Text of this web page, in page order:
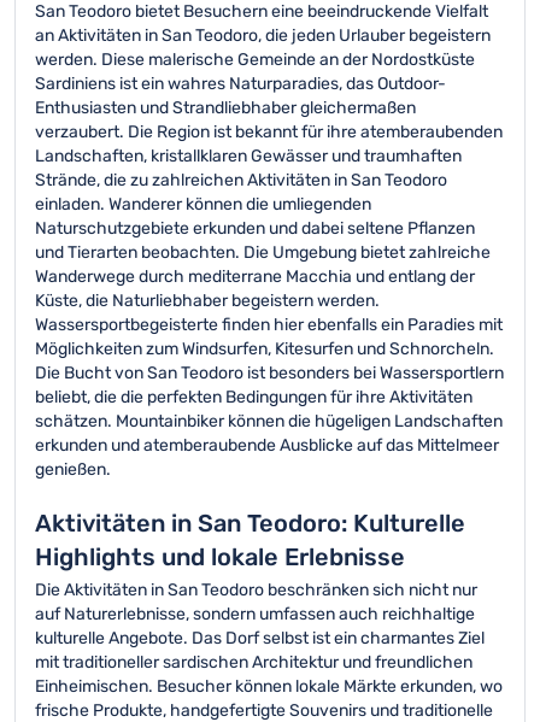
San Teodoro bietet Besuchern eine beeindruckende Vielfalt
an Aktivitäten in San Teodoro, die jeden Urlauber begeistern
werden. Diese malerische Gemeinde an der Nordostküste
Sardiniens ist ein wahres Naturparadies, das Outdoor-
Enthusiasten und Strandliebhaber gleichermaßen
verzaubert. Die Region ist bekannt für ihre atemberaubenden
Landschaften, kristallklaren Gewässer und traumhaften
Strände, die zu zahlreichen Aktivitäten in San Teodoro
einladen. Wanderer können die umliegenden
Naturschutzgebiete erkunden und dabei seltene Pflanzen
und Tierarten beobachten. Die Umgebung bietet zahlreiche
Wanderwege durch mediterrane Macchia und entlang der
Küste, die Naturliebhaber begeistern werden.
Wassersportbegeisterte finden hier ebenfalls ein Paradies mit
Möglichkeiten zum Windsurfen, Kitesurfen und Schnorcheln.
Die Bucht von San Teodoro ist besonders bei Wassersportlern
beliebt, die die perfekten Bedingungen für ihre Aktivitäten
schätzen. Mountainbiker können die hügeligen Landschaften
erkunden und atemberaubende Ausblicke auf das Mittelmeer
genießen.
Aktivitäten in San Teodoro: Kulturelle
Highlights und lokale Erlebnisse
Die Aktivitäten in San Teodoro beschränken sich nicht nur
auf Naturerlebnisse, sondern umfassen auch reichhaltige
kulturelle Angebote. Das Dorf selbst ist ein charmantes Ziel
mit traditioneller sardischen Architektur und freundlichen
Einheimischen. Besucher können lokale Märkte erkunden, wo
frische Produkte, handgefertigte Souvenirs und traditionelle